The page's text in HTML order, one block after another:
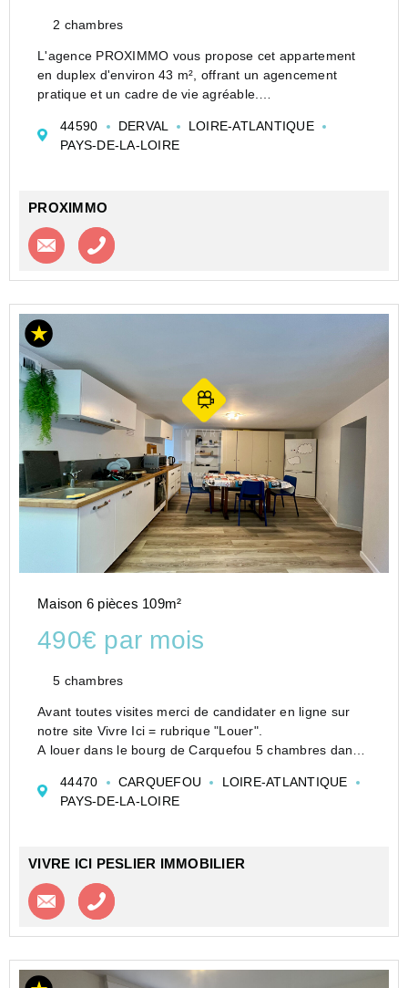
2 chambres
L'agence PROXIMMO vous propose cet appartement
en duplex d'environ 43 m², offrant un agencement
pratique et un cadre de vie agréable.
aménagée et équipée (meubles, plaque de cuisson,
hotte,...
44590 DERVAL
LOIRE-ATLANTIQUE
PAYS-DE-LA-LOIRE
PROXIMMO
Contacter l'agence
Maison 6 pièces 109m²
490€ par mois
5 chambres
Avant toutes visites merci de candidater en ligne sur
notre site Vivre Ici = rubrique "Louer".
A louer dans le bourg de Carquefou 5 chambres dans
Idéal pour les étudiants, location situé dans le centre-
ville d...
44470 CARQUEFOU
LOIRE-ATLANTIQUE
PAYS-DE-LA-LOIRE
VIVRE ICI PESLIER IMMOBILIER
Contacter l'agence